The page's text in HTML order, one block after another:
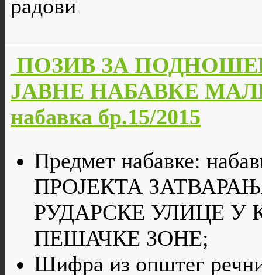
радови
ПОЗИВ ЗА
ЈАВНЕ НАБАВКЕ
набавка бр.15/2015
Предмет набавке:
ПРОЈЕКТА
РУДАРСКЕ УЛИЦЕ
ПЕШАЧКЕ ЗОНЕ;
Шифра из општег